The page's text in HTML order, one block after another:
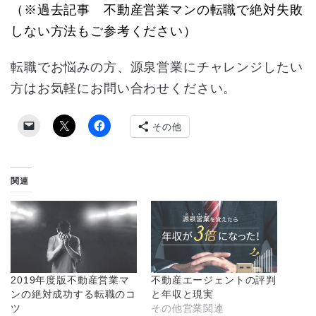
（※過去記事 不動産営業マンの転職で絶対失敗
しない方法もご参考ください）
転職でお悩みの方、源泉営業にチャレンジしたい
方はお気軽にお問い合わせください。
その他
関連
2019年度版不動産営業マ
ンの絶対成功する転職のコ
ツ
不動産エージェントの評判
と年収と現実
その他営業関連